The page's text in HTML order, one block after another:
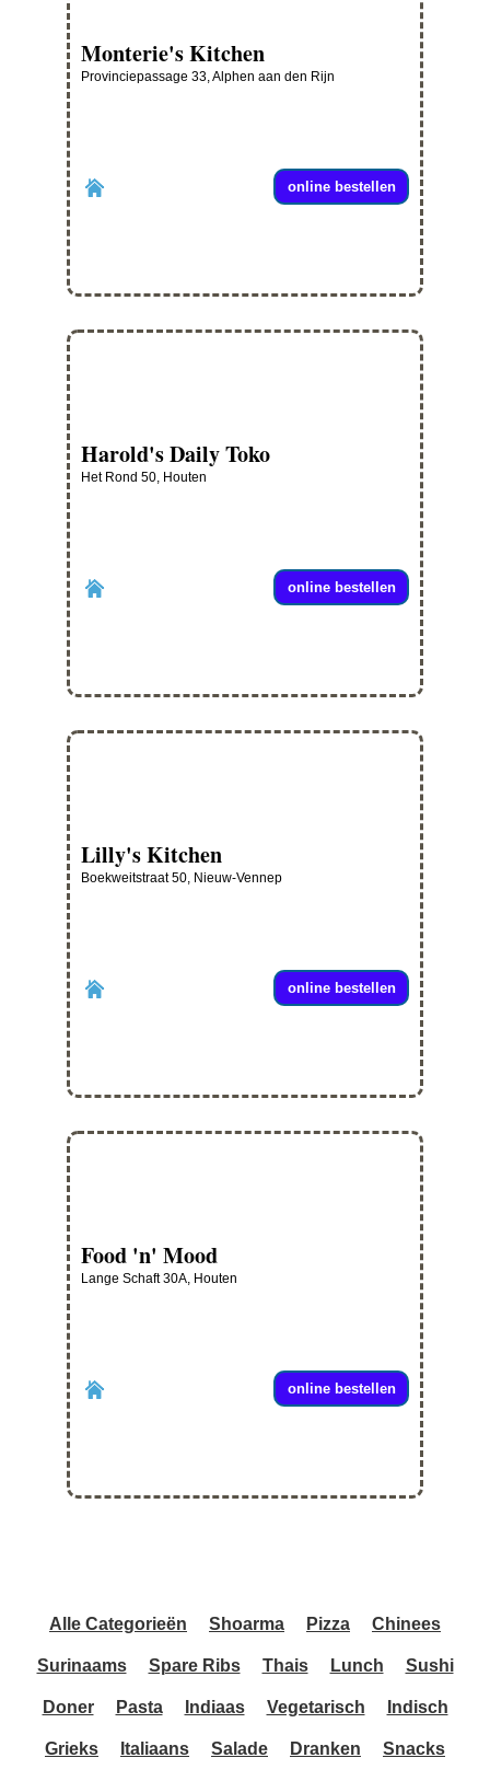
Monterie's Kitchen
Provinciepassage 33, Alphen aan den Rijn
online bestellen
Harold's Daily Toko
Het Rond 50, Houten
online bestellen
Lilly's Kitchen
Boekweitstraat 50, Nieuw-Vennep
online bestellen
Food 'n' Mood
Lange Schaft 30A, Houten
online bestellen
Alle Categorieën Shoarma Pizza Chinees
Surinaams Spare Ribs Thais Lunch Sushi
Doner Pasta Indiaas Vegetarisch Indisch
Grieks Italiaans Salade Dranken Snacks